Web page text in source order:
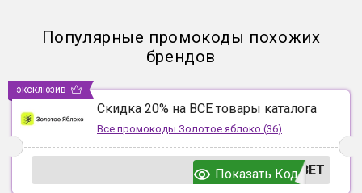
Популярные промокоды похожих
брендов
Скидка 20% на ВСЕ товары каталога
Все промокоды Золотое яблоко (36)
ВЕТ
Показать Код
эксклюзив